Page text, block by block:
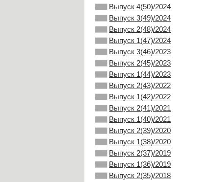
Выпуск 4(50)/2024
Выпуск 3(49)/2024
Выпуск 2(48)/2024
Выпуск 1(47)/2024
Выпуск 3(46)/2023
Выпуск 2(45)/2023
Выпуск 1(44)/2023
Выпуск 2(43)/2022
Выпуск 1(42)/2022
Выпуск 2(41)/2021
Выпуск 1(40)/2021
Выпуск 2(39)/2020
Выпуск 1(38)/2020
Выпуск 2(37)/2019
Выпуск 1(36)/2019
Выпуск 2(35)/2018